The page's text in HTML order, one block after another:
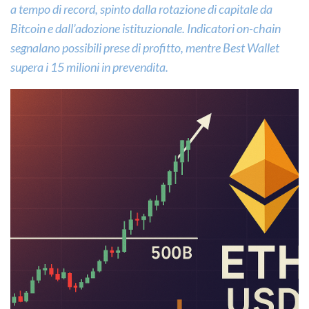
a tempo di record, spinto dalla rotazione di capitale da
Bitcoin e dall’adozione istituzionale. Indicatori on-chain
segnalano possibili prese di profitto, mentre Best Wallet
supera i 15 milioni in prevendita.